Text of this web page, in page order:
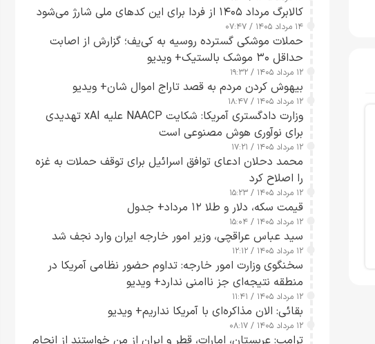
کالابرگ مرداد ۱۴۰۵ از فردا برای این کدهای ملی شارژ می‌شود
۱۴ مرداد ۱۴۰۵ / ۰۷:۴۷
حملات موشکی گسترده روسیه به کی‌یف؛ گزارش از اصابت
حداقل ۳۰ موشک بالستیک+ ویدیو
۱۲ مرداد ۱۴۰۵ / ۱۹:۳۲
بیهوش کردن مردم به قصد تاراج اموال شان+ ویدیو
۱۲ مرداد ۱۴۰۵ / ۱۸:۴۷
وزارت دادگستری آمریکا: شکایت NAACP علیه xAI تهدیدی
برای نوآوری هوش مصنوعی است
۱۲ مرداد ۱۴۰۵ / ۱۷:۲۱
محمد دحلان ادعای توافق اسرائیل برای توقف حملات به غزه
را اصلاح کرد
۱۲ مرداد ۱۴۰۵ / ۱۵:۲۳
قیمت سکه، دلار و طلا ۱۲ مرداد+ جدول
۱۲ مرداد ۱۴۰۵ / ۱۵:۰۴
سید عباس عراقچی، وزیر امور خارجه ایران وارد نجف شد
۱۲ مرداد ۱۴۰۵ / ۱۲:۱۲
سخنگوی وزارت امور خارجه: تداوم حضور نظامی آمریکا در
منطقه نتیجه‌ای جز ناامنی ندارد+ ویدیو
۱۲ مرداد ۱۴۰۵ / ۱۱:۴۱
بقائی: الان مذاکره‌ای با آمریکا نداریم+ ویدیو
۱۲ مرداد ۱۴۰۵ / ۰۸:۱۷
ترامپ: عربستان، امارات، قطر و ایران از من خواستند از انجام